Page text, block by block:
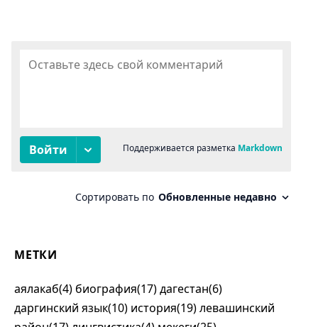
МЕТКИ
аялакаб(4) биография(17)дагестан(6)
даргинский язык(10) история(19)левашинский